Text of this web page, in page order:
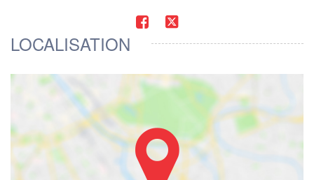
LOCALISATION